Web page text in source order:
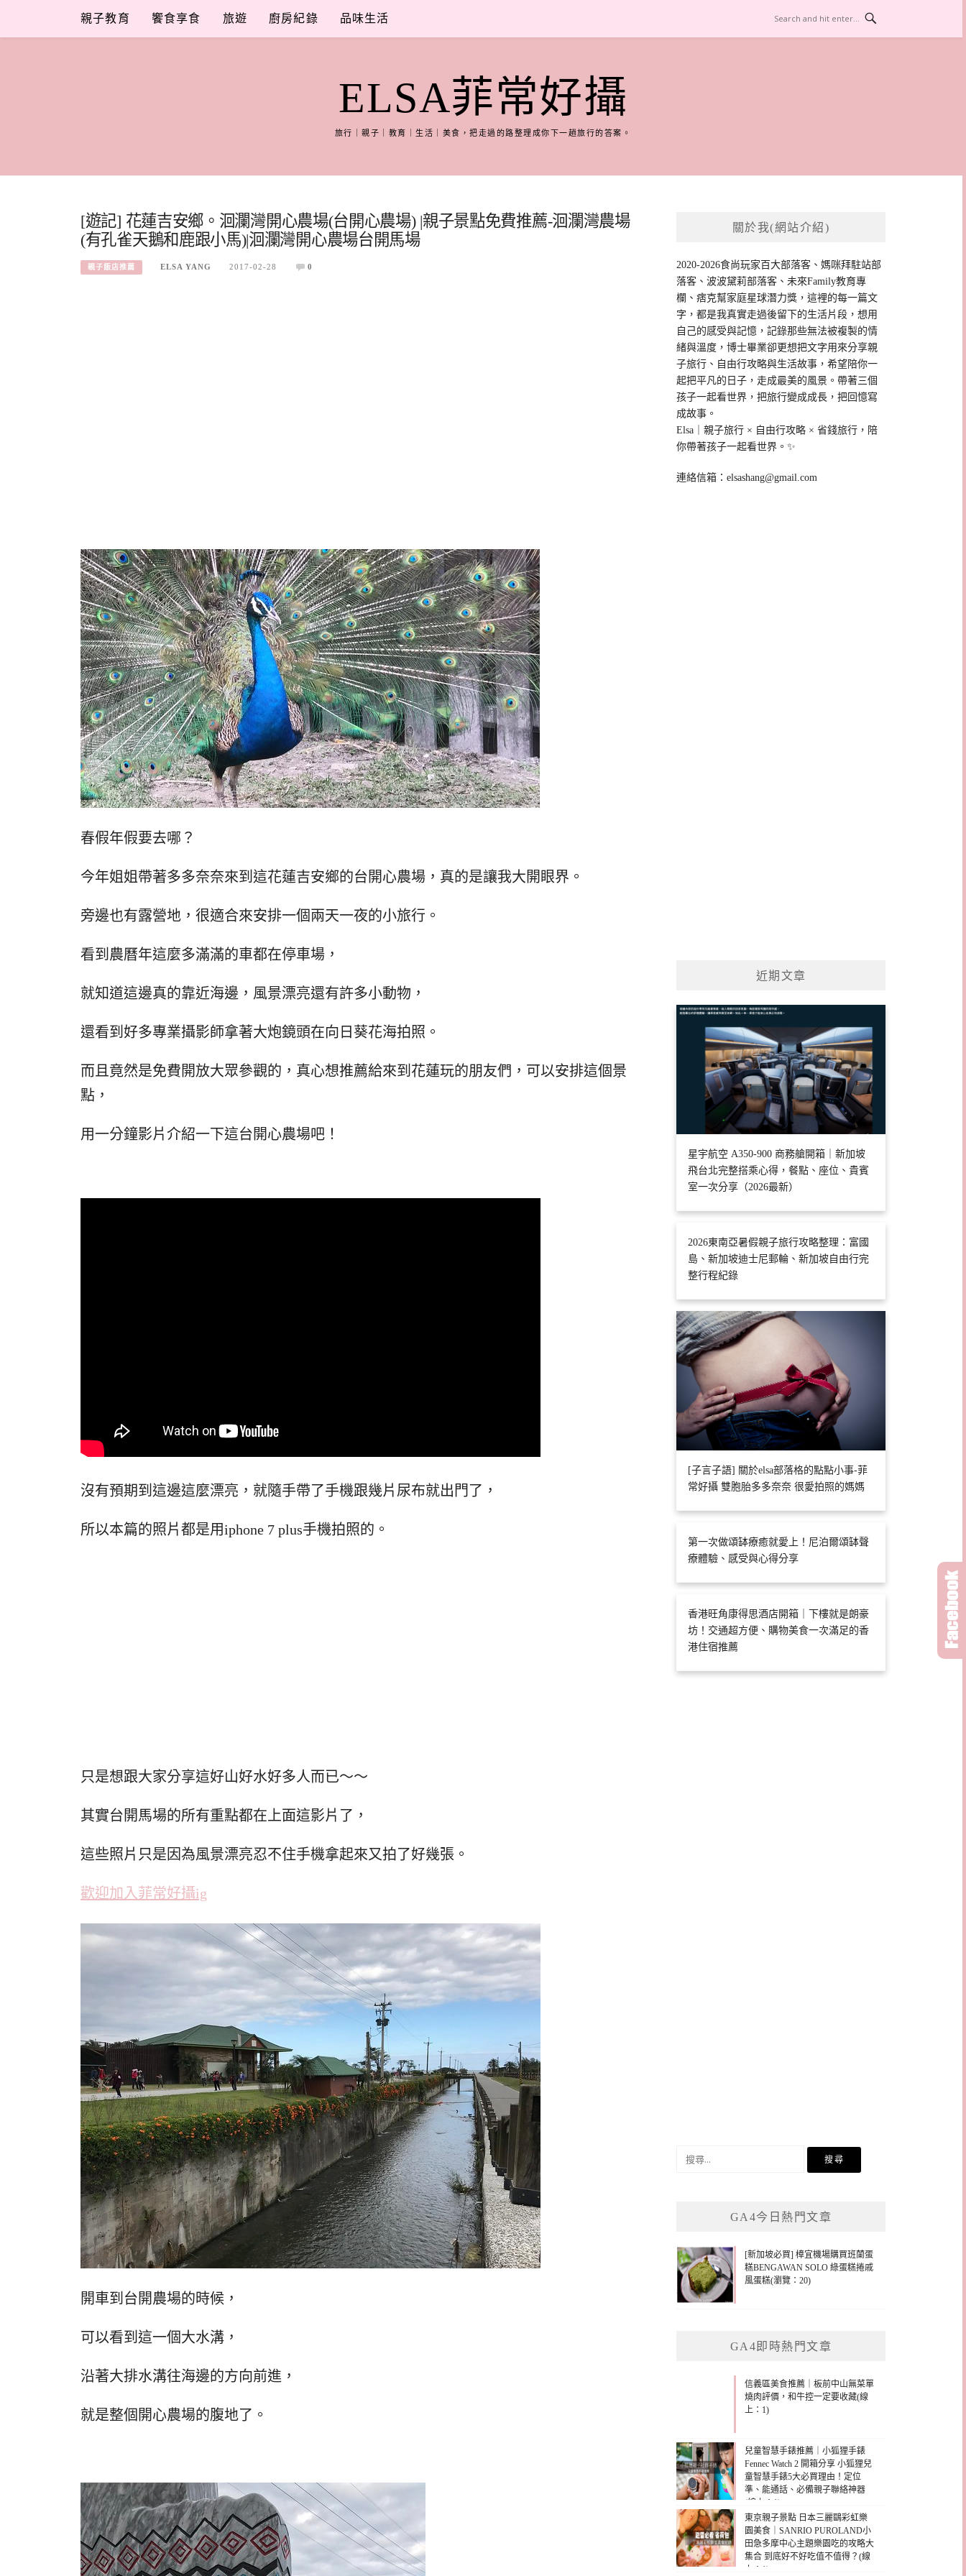
content
親子教育 饗食享食 旅遊 廚房紀錄 品味生活
ELSA菲常好攝
旅行｜親子｜教育｜生活｜美食，把走過的路整理成你下一趟旅行的答案。
[遊記] 花蓮吉安鄉。洄瀾灣開心農場(台開心農場) |親子景點免費推薦-洄瀾灣農場
(有孔雀天鵝和鹿跟小馬)|洄瀾灣開心農場台開馬場
親子飯店推薦 ELSA YANG 2017-02-28 0
春假年假要去哪？
今年姐姐帶著多多奈奈來到這花蓮吉安鄉的台開心農場，真的是讓我大開眼界。
旁邊也有露營地，很適合來安排一個兩天一夜的小旅行。
看到農曆年這麼多滿滿的車都在停車場，
就知道這邊真的靠近海邊，風景漂亮還有許多小動物，
還看到好多專業攝影師拿著大炮鏡頭在向日葵花海拍照。
而且竟然是免費開放大眾參觀的，真心想推薦給來到花蓮玩的朋友們，可以安排這個景
點，
用一分鐘影片介紹一下這台開心農場吧！
沒有預期到這邊這麼漂亮，就隨手帶了手機跟幾片尿布就出門了，
所以本篇的照片都是用iphone 7 plus手機拍照的。
只是想跟大家分享這好山好水好多人而已～～
其實台開馬場的所有重點都在上面這影片了，
這些照片只是因為風景漂亮忍不住手機拿起來又拍了好幾張。
歡迎加入菲常好攝ig
開車到台開農場的時候，
可以看到這一個大水溝，
沿著大排水溝往海邊的方向前進，
就是整個開心農場的腹地了。
關於我(網站介紹)
2020-2026食尚玩家百大部落客、媽咪拜駐站部
落客、波波黛莉部落客、未來Family教育專
欄、痞克幫家庭星球潛力獎，這裡的每一篇文
字，都是我真實走過後留下的生活片段，想用
自己的感受與記憶，記錄那些無法被複製的情
緒與溫度，博士畢業卻更想把文字用來分享親
子旅行、自由行攻略與生活故事，希望陪你一
起把平凡的日子，走成最美的風景。帶著三個
孩子一起看世界，把旅行變成成長，把回憶寫
成故事。
Elsa｜親子旅行 × 自由行攻略 × 省錢旅行，陪
你帶著孩子一起看世界。✨
連絡信箱：elsashang@gmail.com
近期文章
星宇航空 A350-900 商務艙開箱｜新加坡
飛台北完整搭乘心得，餐點、座位、貴賓
室一次分享（2026最新）
2026東南亞暑假親子旅行攻略整理：富國
島、新加坡迪士尼郵輪、新加坡自由行完
整行程紀錄
[子言子語] 關於elsa部落格的點點小事-菲
常好攝 雙胞胎多多奈奈 很愛拍照的媽媽
第一次做頌缽療癒就愛上！尼泊爾頌缽聲
療體驗、感受與心得分享
香港旺角康得思酒店開箱｜下樓就是朗豪
坊！交通超方便、購物美食一次滿足的香
港住宿推薦
GA4今日熱門文章
[新加坡必買] 樟宜機場購買班蘭蛋
糕BENGAWAN SOLO 綠蛋糕捲戚
風蛋糕(瀏覽：20)
GA4即時熱門文章
信義區美食推薦｜板前中山無菜單
燒肉評價，和牛控一定要收藏(線
上：1)
兒童智慧手錶推薦｜小狐狸手錶
Fennec Watch 2 開箱分享 小狐狸兒
童智慧手錶5大必買理由！定位
準、能通話、必備親子聯絡神器
(線上：1)
東京親子景點 日本三麗鷗彩虹樂
園美食｜SANRIO PUROLAND小
田急多摩中心主題樂園吃的攻略大
集合 到底好不好吃值不值得？(線
上：1)